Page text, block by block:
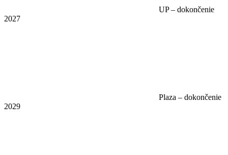
UP – dokončenie
2027
Plaza – dokončenie
2029